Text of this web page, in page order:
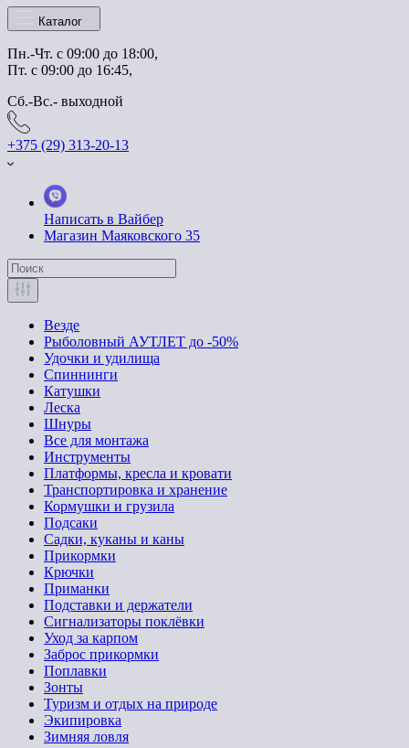
Каталог
Пн.-Чт. с 09:00 до 18:00,
Пт. с 09:00 до 16:45,
Сб.-Вс.- выходной
+375 (29) 313-20-13
Написать в Вайбер
Магазин Маяковского 35
Везде
Рыболовный АУТЛЕТ до -50%
Удочки и удилища
Спиннинги
Катушки
Леска
Шнуры
Все для монтажа
Инструменты
Платформы, кресла и кровати
Транспортировка и хранение
Кормушки и грузила
Подсаки
Садки, куканы и каны
Прикормки
Крючки
Приманки
Подставки и держатели
Сигнализаторы поклёвки
Уход за карпом
Заброс прикормки
Поплавки
Зонты
Туризм и отдых на природе
Экипировка
Зимняя ловля